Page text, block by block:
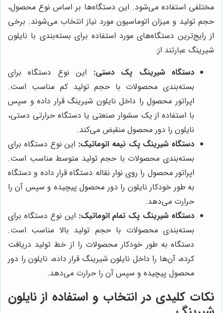
مختلفی استفاده می‌شود. این دستگاه‌ها بر اساس نوع محصول،
حجم تولید و میزان اتوماسیون مورد نیاز انتخاب می‌شوند. برخی
از رایج‌ترین دستگاه‌های مورد استفاده برای بسته‌بندی با نایلون
شیرینگ عبارتند از:
دستگاه شیرینگ پک دستی: این نوع دستگاه برای
بسته‌بندی محصولات با حجم تولید کم مناسب است.
اپراتور محصول را داخل نایلون شیرینگ قرار داده و سپس
با استفاده از یک سشوار صنعتی یا دستگاه حرارتی دستی،
نایلون را دور محصول منقبض می‌کند.
دستگاه شیرینگ پک نیمه اتوماتیک: این نوع دستگاه برای
بسته‌بندی محصولات با حجم تولید متوسط مناسب است.
اپراتور محصول را روی نوار نقاله دستگاه قرار داده و دستگاه
به طور خودکار نایلون را دور محصول پیچیده و سپس آن را
حرارت می‌دهد.
دستگاه شیرینگ پک تمام اتوماتیک: این نوع دستگاه برای
بسته‌بندی محصولات با حجم تولید بالا مناسب است.
دستگاه به طور خودکار محصولات را از خط تولید دریافت
کرده، آن‌ها را داخل نایلون شیرینگ قرار داده، نایلون را دور
محصول پیچیده و سپس آن را حرارت می‌دهد.
نکات کلیدی در انتخاب و استفاده از نایلون